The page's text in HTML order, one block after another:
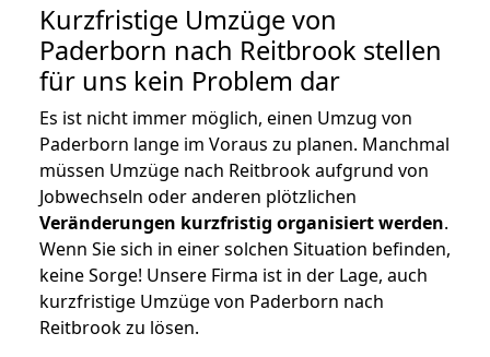
Kurzfristige Umzüge von
Paderborn nach Reitbrook stellen
für uns kein Problem dar
Es ist nicht immer möglich, einen Umzug von
Paderborn lange im Voraus zu planen. Manchmal
müssen Umzüge nach Reitbrook aufgrund von
Jobwechseln oder anderen plötzlichen
Veränderungen kurzfristig organisiert werden.
Wenn Sie sich in einer solchen Situation befinden,
keine Sorge! Unsere Firma ist in der Lage, auch
kurzfristige Umzüge von Paderborn nach
Reitbrook zu lösen.